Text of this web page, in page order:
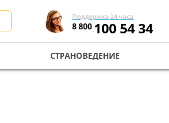
Поддержка 24 часа
8 800100 54 34
СТРАНОВЕДЕНИЕ